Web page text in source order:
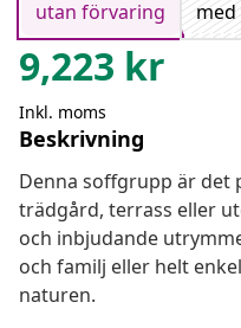
utan förvaring
9,223 kr
Inkl. moms
Beskrivning
Denna soffgrupp är
trädgård, terrass eller
och inbjudande
och familj eller helt
naturen.